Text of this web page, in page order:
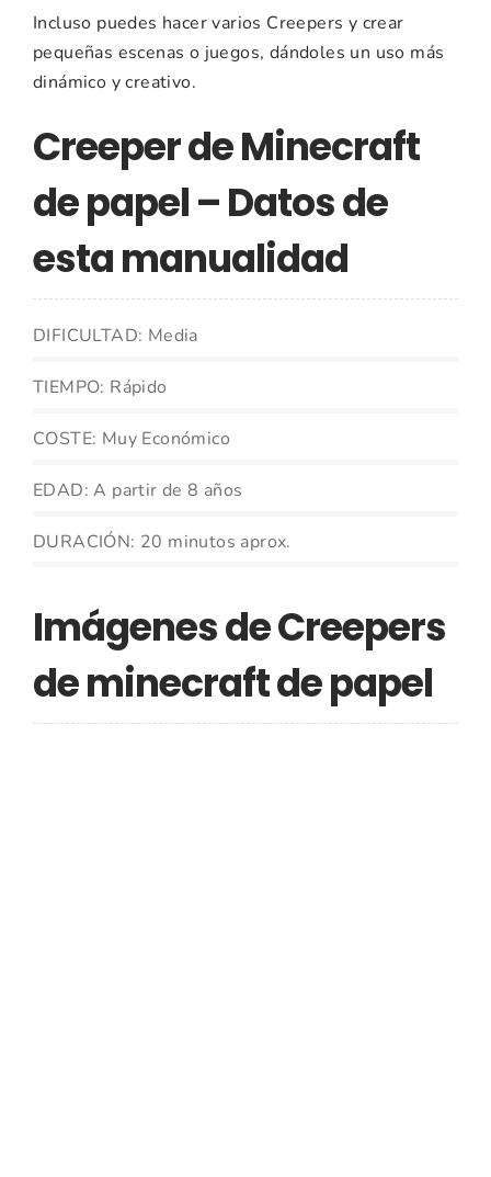
Incluso puedes hacer varios Creepers y crear
pequeñas escenas o juegos, dándoles un uso más
dinámico y creativo.
Creeper de Minecraft
de papel – Datos de
esta manualidad
DIFICULTAD: Media
TIEMPO: Rápido
COSTE: Muy Económico
EDAD: A partir de 8 años
DURACIÓN: 20 minutos aprox.
Imágenes de Creepers
de minecraft de papel